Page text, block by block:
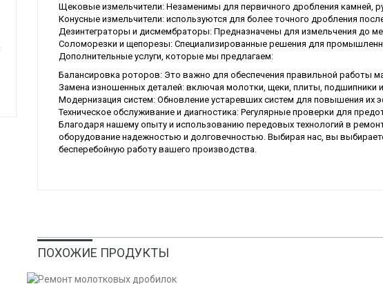
Щековые измельчители: Незаменимы для первичного дробления камней,
Конусные измельчители: используются для более точного дробления
Дезинтеграторы и дисмембраторы: Предназначены для измельчения до
Соломорезки и щепорезы: Специализированные решения для
Дополнительные услуги, которые мы предлагаем:
Балансировка роторов: Это важно для обеспечения правильной работы
Замена изношенных деталей: включая молотки, щеки, плиты, подшипники и
Модернизация систем: Обновление устаревших систем для повышения их
Техническое обслуживание и диагностика: Регулярные проверки для
Благодаря нашему опыту и использованию передовых технологий в
оборудование надежностью и долговечностью. Выбирая нас, вы
бесперебойную работу вашего производства.
ПОХОЖИЕ ПРОДУКТЫ